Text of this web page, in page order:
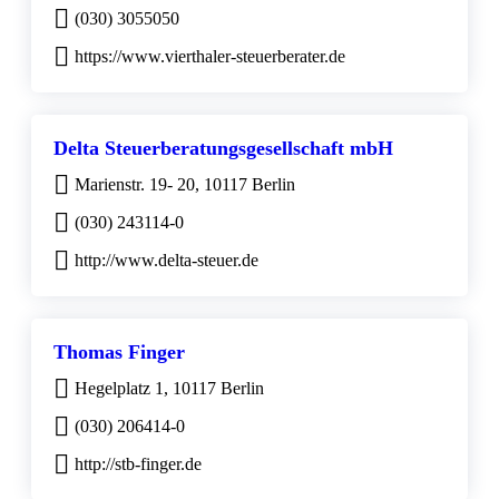
(030) 3055050
https://www.vierthaler-steuerberater.de
Delta Steuerberatungsgesellschaft mbH
Marienstr. 19- 20, 10117 Berlin
(030) 243114-0
http://www.delta-steuer.de
Thomas Finger
Hegelplatz 1, 10117 Berlin
(030) 206414-0
http://stb-finger.de